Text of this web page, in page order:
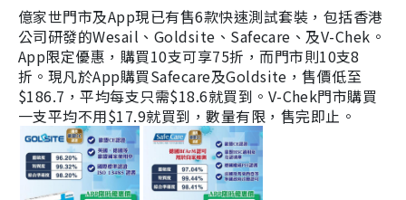
億家世門市及App現已有售6款快速測試套裝，包括香港
公司研發的Wesail、Goldsite、Safecare、及V-Chek。
App限定優惠，購買10支可享75折，而門市則10支8
折。現凡於App購買Safecare及Goldsite，售價低至
$186.7，平均每支只需$18.6就買到。V-Chek門市購買
一支平均不用$17.9就買到，數量有限，售完即止。